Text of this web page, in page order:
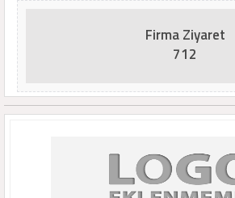
Firma Ziyaret
712